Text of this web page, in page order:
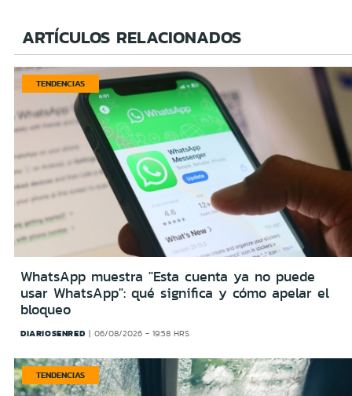
ARTÍCULOS RELACIONADOS
TENDENCIAS
WhatsApp muestra "Esta cuenta ya no puede
usar WhatsApp": qué significa y cómo apelar el
bloqueo
DIARIOSENRED 06/08/2026 - 19:58 HRS
TENDENCIAS